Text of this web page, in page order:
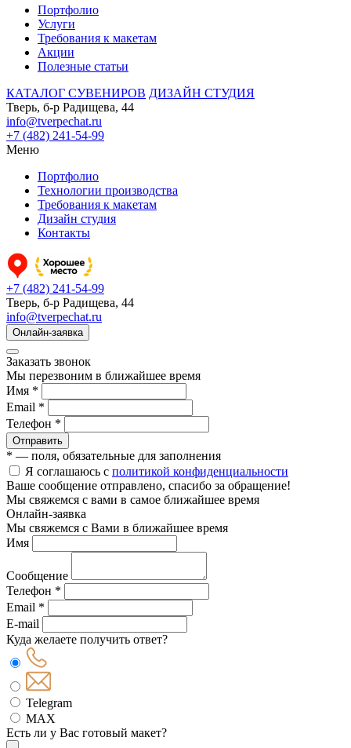
Портфолио
Услуги
Требования к макетам
Акции
Полезные статьи
КАТАЛОГ СУВЕНИРОВ ДИЗАЙН СТУДИЯ
Тверь, б-р Радищева, 44
info@tverpechat.ru
+7 (482) 241-54-99
Меню
Портфолио
Технологии производства
Требования к макетам
Дизайн студия
Контакты
+7 (482) 241-54-99
Тверь, б-р Радищева, 44
info@tverpechat.ru
Онлайн-заявка
Заказать звонок
Мы перезвоним в ближайшее время
Имя *
Email *
Телефон *
Отправить
* — поля, обязательные для заполнения
Я соглашаюсь с политикой конфиденциальности
Ваше сообщение отправлено, спасибо за обращение!
Мы свяжемся с вами в самое ближайшее время
Онлайн-заявка
Мы свяжемся с Вами в ближайшее время
Имя
Сообщение
Телефон *
Email *
E-mail
Куда желаете получить ответ?
Telegram
MAX
Есть ли у Вас готовый макет?